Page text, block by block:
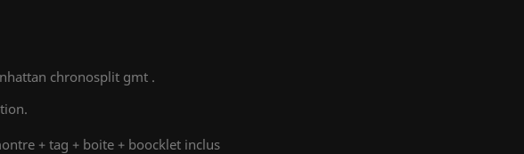
chronosplit gmt .
+ tag + boite + boocklet inclus